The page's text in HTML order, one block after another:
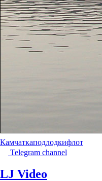
Камчаткаподлодкифлот
Telegram channel
LJ Video